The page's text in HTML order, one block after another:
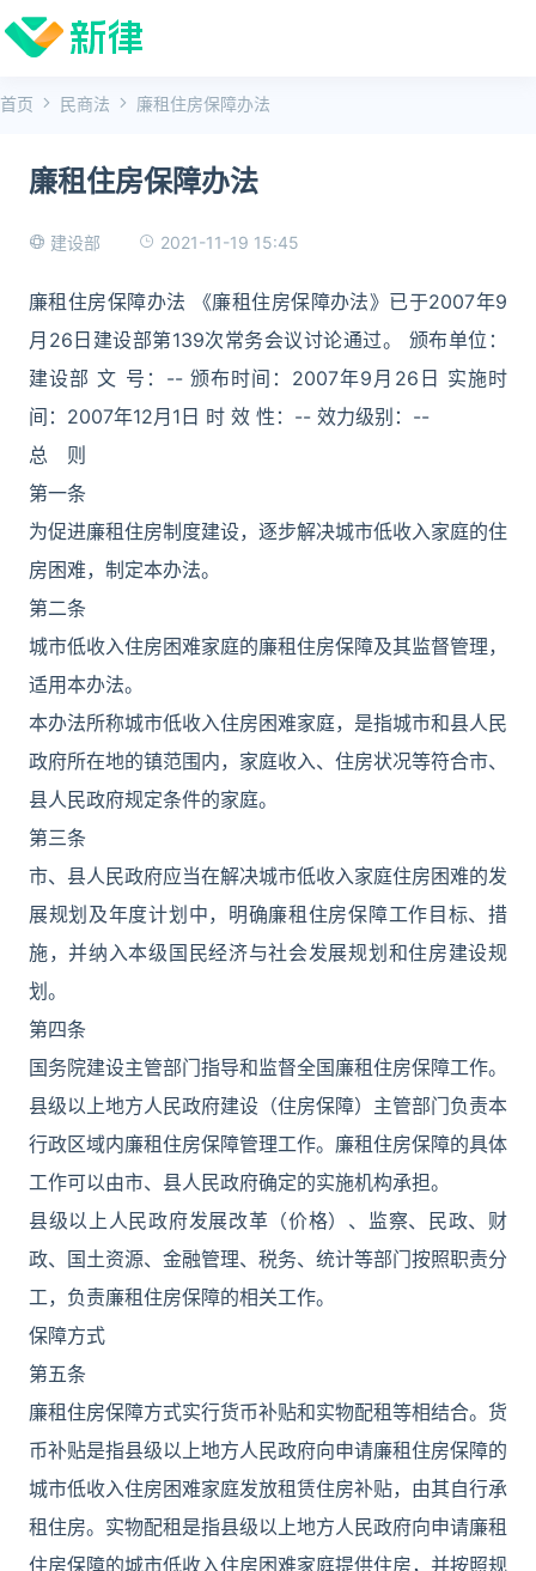
首页 民商法 廉租住房保障办法
廉租住房保障办法
建设部 2021-11-19 15:45
廉租住房保障办法 《廉租住房保障办法》已于2007年9
月26日建设部第139次常务会议讨论通过。 颁布单位：
建设部 文 号：-- 颁布时间：2007年9月26日 实施时
间：2007年12月1日 时 效 性：-- 效力级别：--
总 则
第一条
为促进廉租住房制度建设，逐步解决城市低收入家庭的住
房困难，制定本办法。
第二条
城市低收入住房困难家庭的廉租住房保障及其监督管理，
适用本办法。
本办法所称城市低收入住房困难家庭，是指城市和县人民
政府所在地的镇范围内，家庭收入、住房状况等符合市、
县人民政府规定条件的家庭。
第三条
市、县人民政府应当在解决城市低收入家庭住房困难的发
展规划及年度计划中，明确廉租住房保障工作目标、措
施，并纳入本级国民经济与社会发展规划和住房建设规
划。
第四条
国务院建设主管部门指导和监督全国廉租住房保障工作。
县级以上地方人民政府建设（住房保障）主管部门负责本
行政区域内廉租住房保障管理工作。廉租住房保障的具体
工作可以由市、县人民政府确定的实施机构承担。
县级以上人民政府发展改革（价格）、监察、民政、财
政、国土资源、金融管理、税务、统计等部门按照职责分
工，负责廉租住房保障的相关工作。
保障方式
第五条
廉租住房保障方式实行货币补贴和实物配租等相结合。货
币补贴是指县级以上地方人民政府向申请廉租住房保障的
城市低收入住房困难家庭发放租赁住房补贴，由其自行承
租住房。实物配租是指县级以上地方人民政府向申请廉租
住房保障的城市低收入住房困难家庭提供住房，并按照规